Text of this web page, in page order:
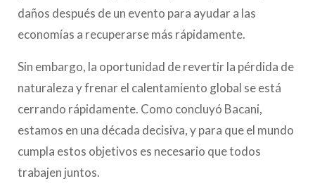
daños después de un evento para ayudar a las
economías a recuperarse más rápidamente.
Sin embargo, la oportunidad de revertir la pérdida de
naturaleza y frenar el calentamiento global se está
cerrando rápidamente. Como concluyó Bacani,
estamos en una década decisiva, y para que el mundo
cumpla estos objetivos es necesario que todos
trabajen juntos.